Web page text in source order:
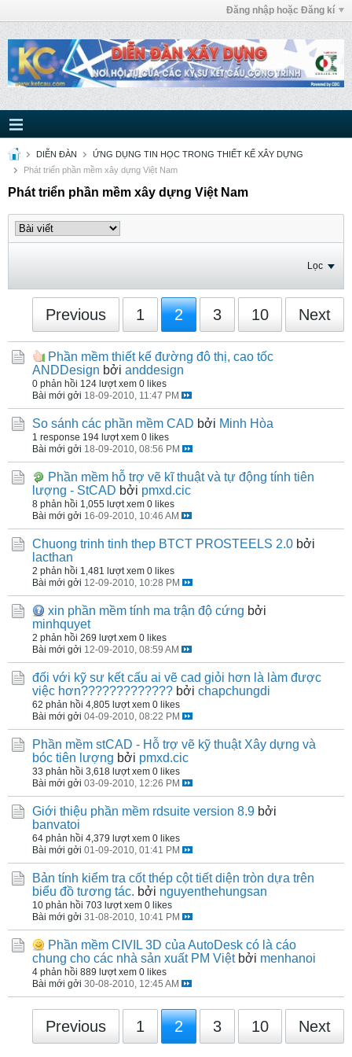
Đăng nhập hoặc Đăng kí
DIỄN ĐÀN
ỨNG DỤNG TIN HỌC TRONG THIẾT KẾ XÂY DỰNG
Phát triển phần mềm xây dựng Việt Nam
Phát triển phần mềm xây dựng Việt Nam
Lọc
Previous 1 2 3 10 Next
Phần mềm thiết kế đường đô thị, cao tốc
ANDDesign bởi anddesign
0 phản hồi 124 lượt xem 0 likes
Bài mới gởi 18-09-2010, 11:47 PM
So sánh các phần mềm CAD bởi Minh Hòa
1 response 194 lượt xem 0 likes
Bài mới gởi 18-09-2010, 08:56 PM
Phần mềm hỗ trợ vẽ kĩ thuật và tự động tính tiên
lượng - StCAD bởi pmxd.cic
8 phản hồi 1,055 lượt xem 0 likes
Bài mới gởi 16-09-2010, 10:46 AM
Chuong trinh tinh thep BTCT PROSTEELS 2.0 bởi
lacthan
2 phản hồi 1,481 lượt xem 0 likes
Bài mới gởi 12-09-2010, 10:28 PM
xin phần mềm tính ma trận độ cứng bởi
minhquyet
2 phản hồi 269 lượt xem 0 likes
Bài mới gởi 12-09-2010, 08:59 AM
đối với kỹ sư kết cấu ai vẽ cad giỏi hơn là làm được
việc hơn????????????? bởi chapchungdi
62 phản hồi 4,805 lượt xem 0 likes
Bài mới gởi 04-09-2010, 08:22 PM
Phần mềm stCAD - Hỗ trợ vẽ kỹ thuật Xây dựng và
bóc tiên lượng bởi pmxd.cic
33 phản hồi 3,618 lượt xem 0 likes
Bài mới gởi 03-09-2010, 12:26 PM
Giới thiệu phần mềm rdsuite version 8.9 bởi
banvatoi
64 phản hồi 4,379 lượt xem 0 likes
Bài mới gởi 01-09-2010, 01:41 PM
Bản tính kiểm tra cốt thép cột tiết diện tròn dựa trên
biểu đồ tương tác. bởi nguyenthehungsan
10 phản hồi 703 lượt xem 0 likes
Bài mới gởi 31-08-2010, 10:41 PM
Phần mềm CIVIL 3D của AutoDesk có là cáo
chung cho các nhà sản xuất PM Việt bởi menhanoi
4 phản hồi 889 lượt xem 0 likes
Bài mới gởi 30-08-2010, 12:45 AM
Previous 1 2 3 10 Next